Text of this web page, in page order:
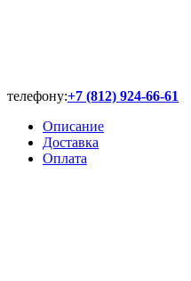
телефону:+7 (812) 924-66-61
Описание
Доставка
Оплата